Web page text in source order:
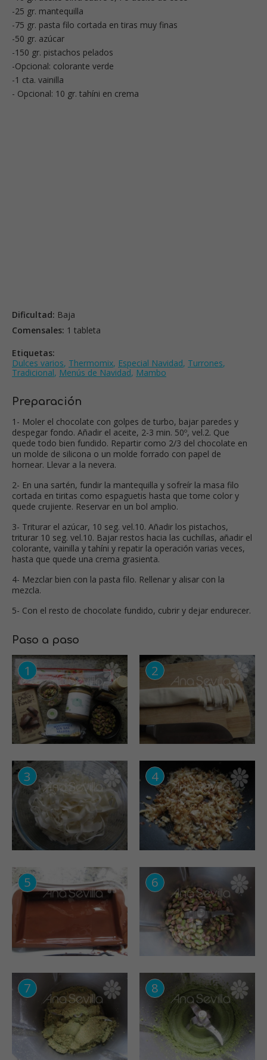
-25 gr. mantequilla
-75 gr. pasta filo cortada en tiras muy finas
-50 gr. azúcar
-150 gr. pistachos pelados
-Opcional: colorante verde
-1 cta. vainilla
- Opcional: 10 gr. tahíni en crema
Dificultad: Baja
Comensales: 1 tableta
Etiquetas:
Dulces varios, Thermomix, Especial Navidad, Turrones,
Tradicional, Menús de Navidad, Mambo
Preparación
1- Moler el chocolate con golpes de turbo, bajar paredes y
despegar fondo. Añadir el aceite, 2-3 min. 50º, vel.2. Que
quede todo bien fundido. Repartir como 2/3 del chocolate en
un molde de silicona o un molde forrado con papel de
hornear. Llevar a la nevera.
2- En una sartén, fundir la mantequilla y sofreír la masa filo
cortada en tiritas como espaguetis hasta que tome color y
quede crujiente. Reservar en un bol amplio.
3- Triturar el azúcar, 10 seg. vel.10. Añadir los pistachos,
triturar 10 seg. vel.10. Bajar restos hacia las cuchillas, añadir el
colorante, vainilla y tahíni y repatir la operación varias veces,
hasta que quede una crema grasienta.
4- Mezclar bien con la pasta filo. Rellenar y alisar con la
mezcla.
5- Con el resto de chocolate fundido, cubrir y dejar endurecer.
Paso a paso